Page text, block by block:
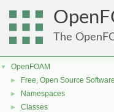
The
▼ OpenFOAM
► Free, Open Source
► Namespaces
► Classes